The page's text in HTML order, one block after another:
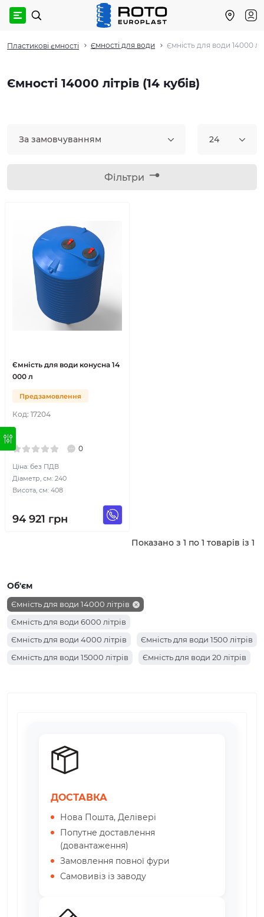
Пластикові ємності Ємності для води Ємність для води 14000
Ємності 14000 літрів (14 кубів)
За замовчуванням 24
Фільтри
Ємність для води конусна 14
000 л
Код: 17204
Предзамовлення
0
Ціна: без ПДВ
Діаметр, см: 240
Висота, см: 408
94 921 грн
Показано з 1 по 1 товарів із 1
Об'єм
Ємність для води 14000 літрів
Ємність для води 6000 літрів
Ємність для води 4000 літрів
Ємність для води 1500 літрів
Ємність для води 15000 літрів
Ємність для води 20 літрів
Ємність для води 500 літрів
Ємність для води 200 літрів
ДОСТАВКА
Нова Пошта, Делівері
Попутне доставлення
(довантаження)
Замовлення повної фури
Самовивіз із заводу